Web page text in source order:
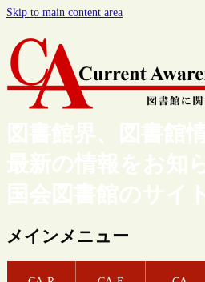
Skip to main content area
図書館界、図書館
最新の情報をお知
国会図書館のサイ
メインメニュー